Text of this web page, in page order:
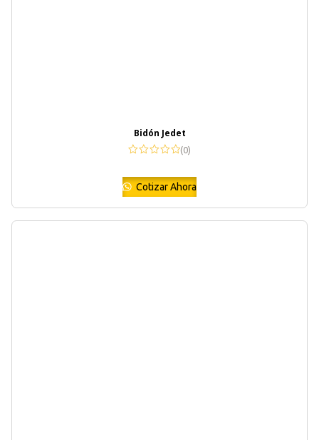
Bidón Jedet
(0)
Cotizar Ahora